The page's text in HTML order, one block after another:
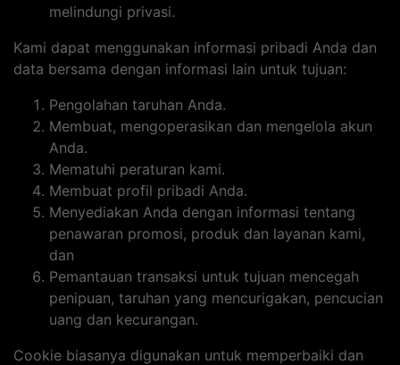
melindungi privasi.
Kami dapat menggunakan informasi pribadi Anda dan
data bersama dengan informasi lain untuk tujuan:
Pengolahan taruhan Anda.
Membuat, mengoperasikan dan mengelola akun
Anda.
Mematuhi peraturan kami.
Membuat profil pribadi Anda.
Menyediakan Anda dengan informasi tentang
penawaran promosi, produk dan layanan kami,
dan
Pemantauan transaksi untuk tujuan mencegah
penipuan, taruhan yang mencurigakan, pencucian
uang dan kecurangan.
Cookie biasanya digunakan untuk memperbaiki dan